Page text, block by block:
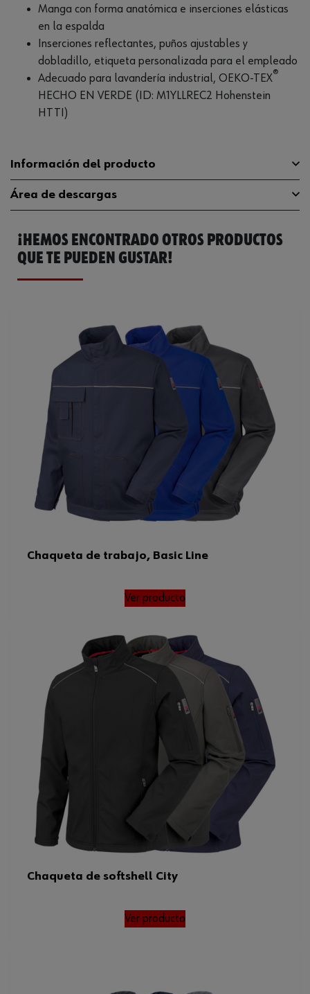
Manga con forma anatómica e inserciones elásticas
en la espalda
Inserciones reflectantes, puños ajustables y
dobladillo, etiqueta personalizada para el empleado
Adecuado para lavandería industrial, OEKO-TEX®
HECHO EN VERDE (ID: M1YLLREC2 Hohenstein
HTTI)
Información del producto
Material 65% poliéster, 35% algodón
Instrucciones para el cuidado
Limpieza en seco
Sí
Marca de aprobación Norma OEKO-TEX 100
Lavable a 60°C
comercial
Azul oscuroGris
Tamaño
Peso del tejido por m2 245 g
Peso del producto (por artículo)
Área de descargas
Guía de tallas guia-tallas
Catálogo General
¡HEMOS ENCONTRADO OTROS PRODUCTOS
QUE TE PUEDEN GUSTAR!
Chaqueta de trabajo, Basic Line
Ver producto
Chaqueta de softshell City
Ver producto